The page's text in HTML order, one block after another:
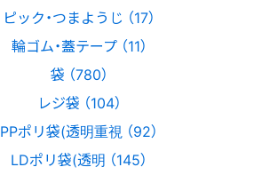
ピック・つまようじ （17）
輪ゴム・蓋テープ （11）
袋 （780）
レジ袋 （104）
PPポリ袋(透明重視 （92）
LDポリ袋(透明 （145）